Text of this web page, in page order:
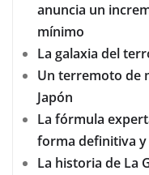
anuncia un
mínimo
La galaxia del
Un terremoto de
Japón
La fórmula
forma definitiva y
La historia de La